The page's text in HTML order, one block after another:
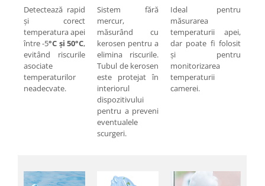
Pentru Casa si Camping
Aragaze, plite, piese butelii de
voiaj
Accesorii aragaze & butelii
Butelii
Gratare
Pirostrii si accesorii pentru gatit
Coliere plastic
Detectează rapid
și corect
temperatura apei
între -5°C și 50°C,
evitând riscurile
asociate
temperaturilor
neadecvate.
Sistem fără
mercur,
măsurând cu
kerosen pentru a
elimina riscurile.
Tubul de kerosen
este protejat în
interiorul
dispozitivului
pentru a preveni
eventualele
scurgeri.
Ideal pentru
măsurarea
temperaturii apei,
dar poate fi folosit
și pentru
monitorizarea
temperaturii
camerei.